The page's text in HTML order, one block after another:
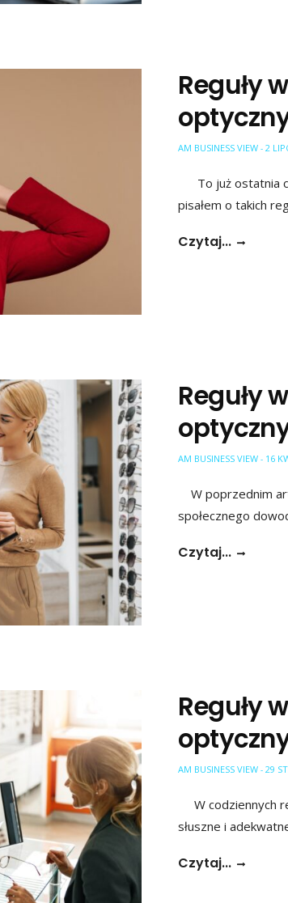
Reguły
AM BUSINESS VIEW - 2
To już ostatnia
pisałem o takich
Czytaj...
Reguły
AM BUSINESS VIEW - 16
W poprzednim
społecznego
Czytaj...
Reguły
AM BUSINESS VIEW - 29
W codziennych
słuszne i
Czytaj...